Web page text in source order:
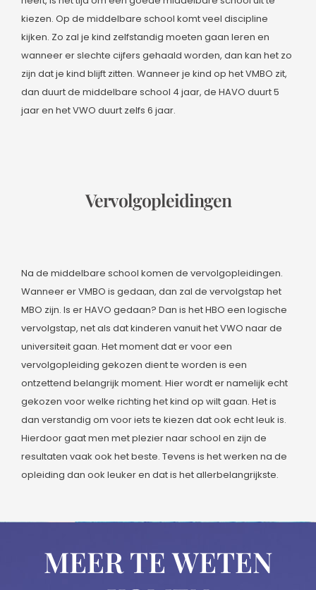
kiezen. Op de middelbare school komt veel discipline
kijken. Zo zal je kind zelfstandig moeten gaan leren en
wanneer er slechte cijfers gehaald worden, dan kan het zo
zijn dat je kind blijft zitten. Wanneer je kind op het VMBO zit,
dan duurt de middelbare school 4 jaar, de HAVO duurt 5
jaar en het VWO duurt zelfs 6 jaar.
Vervolgopleidingen
Na de middelbare school komen de vervolgopleidingen.
Wanneer er VMBO is gedaan, dan zal de vervolgstap het
MBO zijn. Is er HAVO gedaan? Dan is het HBO een logische
vervolgstap, net als dat kinderen vanuit het VWO naar de
universiteit gaan. Het moment dat er voor een
vervolgopleiding gekozen dient te worden is een
ontzettend belangrijk moment. Hier wordt er namelijk echt
gekozen voor welke richting het kind op wilt gaan. Het is
dan verstandig om voor iets te kiezen dat ook echt leuk is.
Hierdoor gaat men met plezier naar school en zijn de
resultaten vaak ook het beste. Tevens is het werken na de
opleiding dan ook leuker en dat is het allerbelangrijkste.
MEER TE WETEN